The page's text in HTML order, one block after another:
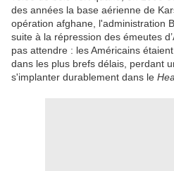
des années la base aérienne de
opération afghane, l'administration
suite à la répression des émeutes
pas attendre : les Américains étaient
dans les plus brefs délais, perdant
s'implanter durablement dans le